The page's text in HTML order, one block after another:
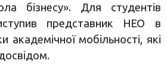
бізнесу». Для студентів
представник НЕО в
академічної мобільності, які